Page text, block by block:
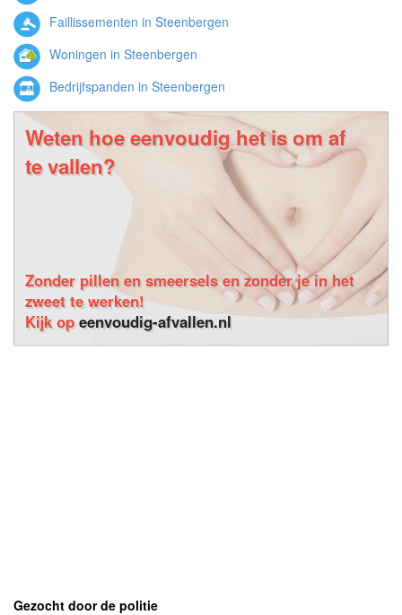
Faillissementen in Steenbergen
Woningen in Steenbergen
Bedrijfspanden in Steenbergen
Weten hoe eenvoudig het is om af
te vallen?
Zonder pillen en smeersels en zonder je in het
zweet te werken!
Kijk opeenvoudig-afvallen.nl
Gezocht door de politie